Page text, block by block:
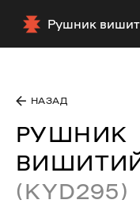
Рушник
НАЗАД
РУШНИК
(KYD295)